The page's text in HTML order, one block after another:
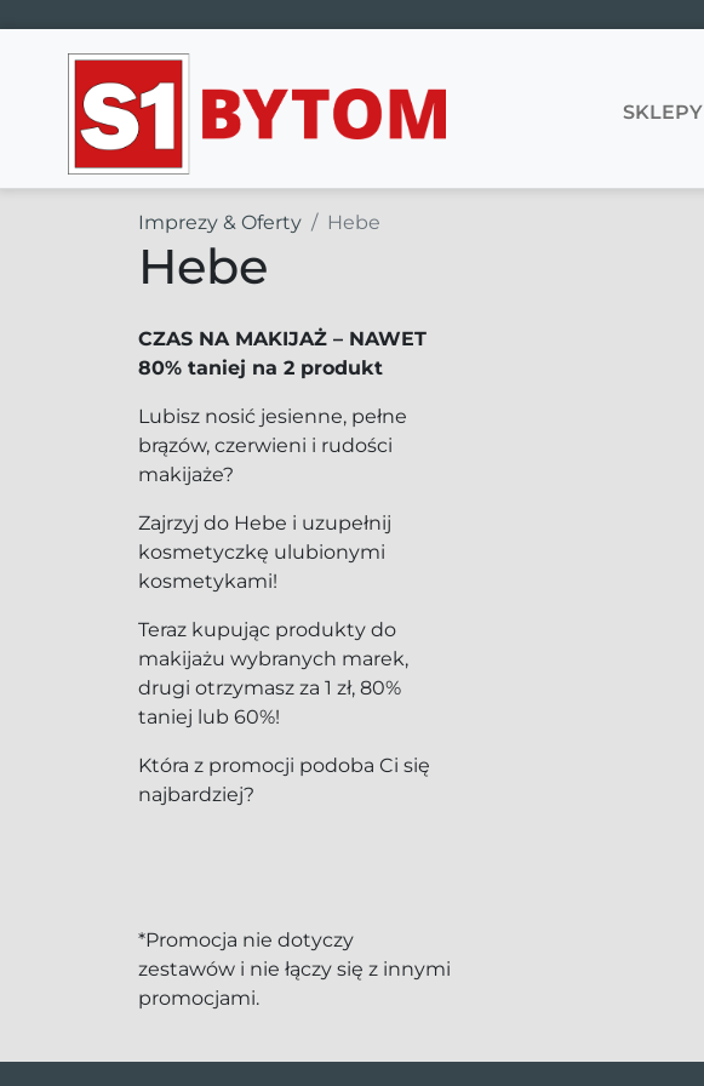
Main Navigation SKLEPY
Imprezy & Oferty Hebe
Hebe
CZAS NA MAKIJAŻ – NAWET
80% taniej na 2 produkt
Lubisz nosić jesienne, pełne
brązów, czerwieni i rudości
makijaże?
Zajrzyj do Hebe i uzupełnij
kosmetyczkę ulubionymi
kosmetykami!
Teraz kupując produkty do
makijażu wybranych marek,
drugi otrzymasz za 1 zł, 80%
taniej lub 60%!
Która z promocji podoba Ci się
najbardziej?
*Promocja nie dotyczy
zestawów i nie łączy się z innymi
promocjami.